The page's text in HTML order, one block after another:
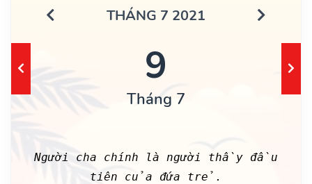
THÁNG 7 2021
9
Tháng 7
Người cha chính là người thầy đầu
tiên của đứa trẻ.